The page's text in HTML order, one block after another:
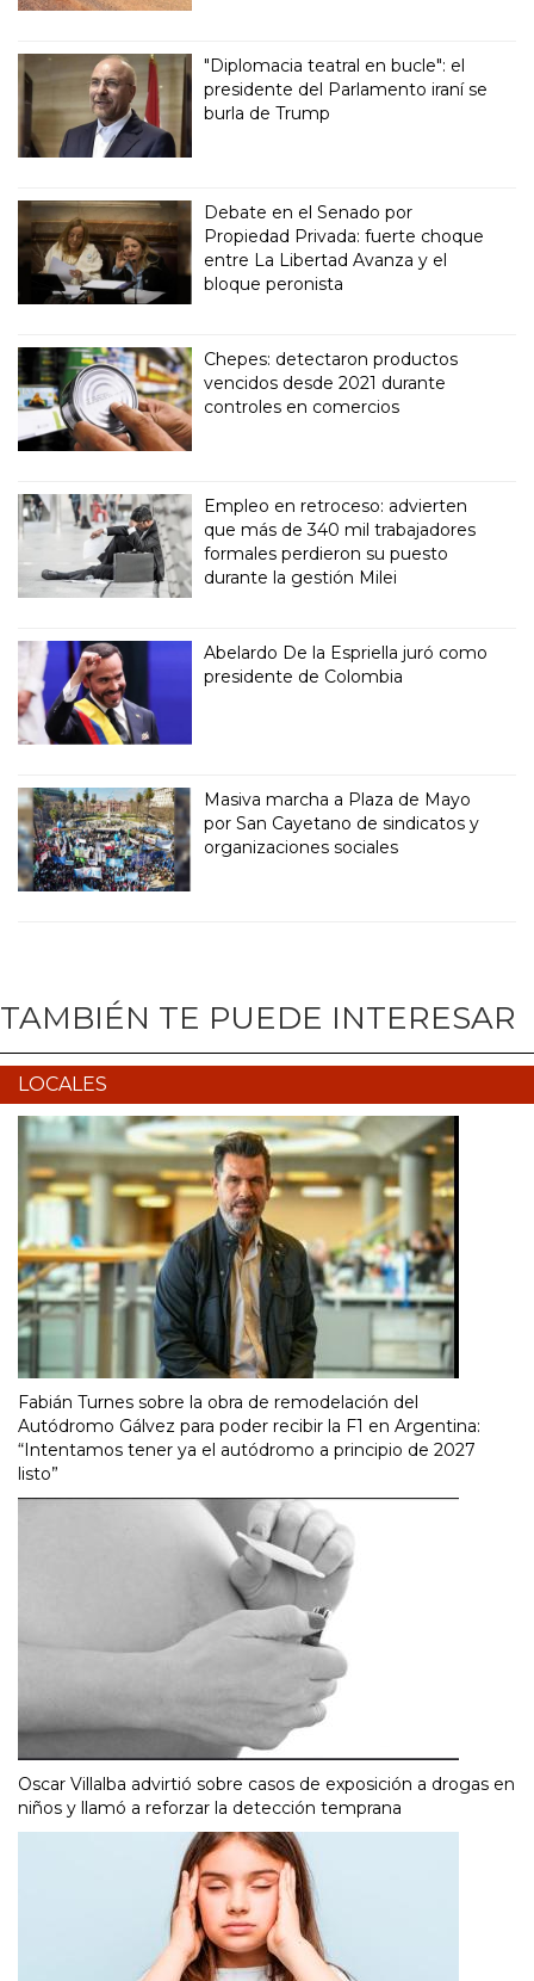
"Diplomacia teatral en bucle": el
presidente del Parlamento iraní se
burla de Trump
Debate en el Senado por
Propiedad Privada: fuerte choque
entre La Libertad Avanza y el
bloque peronista
Chepes: detectaron productos
vencidos desde 2021 durante
controles en comercios
Empleo en retroceso: advierten
que más de 340 mil trabajadores
formales perdieron su puesto
durante la gestión Milei
Abelardo De la Espriella juró como
presidente de Colombia
Masiva marcha a Plaza de Mayo
por San Cayetano de sindicatos y
organizaciones sociales
TAMBIÉN TE PUEDE INTERESAR
LOCALES
Fabián Turnes sobre la obra de remodelación del
Autódromo Gálvez para poder recibir la F1 en Argentina:
“Intentamos tener ya el autódromo a principio de 2027
listo”
Oscar Villalba advirtió sobre casos de exposición a drogas en
niños y llamó a reforzar la detección temprana